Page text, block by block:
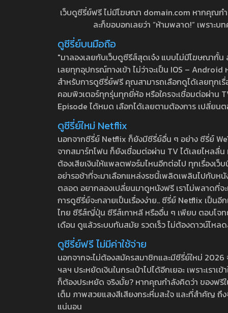
เว็บดูซีรี่ย์ฟรี ไม่มีโฆษณา domain.com หากคุณก
ละก็ขอบอกเลยว่า “ห้ามพลาด!” เพราะ
ดูซีรี่ย์บนมือถือ
"มาลองเลยกับเว็บดูซีรีส์สุดเจ๋ง แบบไม่มีโฆษณากั้
เลยทุกอุปกรณ์ทางเข้า ไม่ว่าจะเป็น IOS –
สำหรับการดูซีรี่ย์ฟรี คุณสามารถเลือกดูได้เลยทุกเ
คอมพิวเตอร์ทุกรุ่นทุกยี่ห้อ หรือใครจะเชื่อมต่อผ่าน
Episode ได้หมด เลือกได้เลยตามต้องการ เปลี่ยน
ดูซีรี่ย์ใหม่ Netflix
นอกจากซีรี่ย์ Netflix ก็ยังมีซีรี่ย์อื่น ๆ อย่าง ซีรี่ย์
จากสมาร์ทโฟน ก็ยังเชื่อมต่อผ่าน TV ได้เลยไหลลื่
ต้องเสียเงินให้แพลตฟอร์มไหนอีกต่อไป ทุกเรื่องเว็
อย่ารอช้าที่จะมาเลือกแหล่งรชนี้เพลิดเพลินไปกับห
ตลอด อยากลองเปลี่ยนมาดูหนังฟรี เราไม่พลาดที่
การดูซีรี่ย์จะกลายเป็นเรื่องง่าย.. ซีรี่ย์ Netflix เป็น
ไทย ซีรีส์ญี่ปุ่น ซีรีส์เกาหลี หรืออื่น ๆ เพียบ ตอบโจท
เดือน ดูแล้วระบบทันสมัย รวดเร็ว ไม่ต้องดาวน์โห
ดูซีรี่ย์ฟรี ไม่มีค่าใช้จ่าย
นอกจากจะไม่ต้องสมัครสมาชิกและมีซีรี่ย์ใหม่
ฯลฯ ประหยัดเงินในกระเป๋าไปได้อีกเยอะ เพราะเร
ก็ต้องประหยัด จริงมั้ย? หากคุณกำลังคิดว่า ของฟ
เต็ม ภาพสวยแสงสีเสียงกระหึ่มสะใจ และที่สำคัญ
แน่นอน